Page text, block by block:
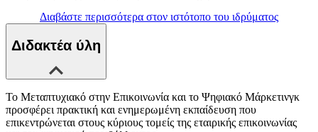
Διαβάστε περισσότερα στον ιστότοπο του ιδρύματος
Διδακτέα ύλη
Το Μεταπτυχιακό στην Επικοινωνία και το Ψηφιακό Μάρκετινγκ
προσφέρει πρακτική και ενημερωμένη εκπαίδευση που
επικεντρώνεται στους κύριους τομείς της εταιρικής επικοινωνίας